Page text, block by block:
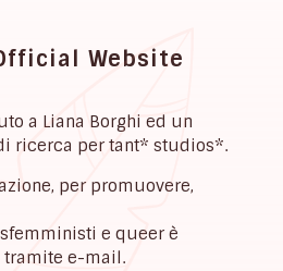
Website
a Liana Borghi ed un
ricerca per tant* studios*.
per promuovere,
e queer è
e-mail.